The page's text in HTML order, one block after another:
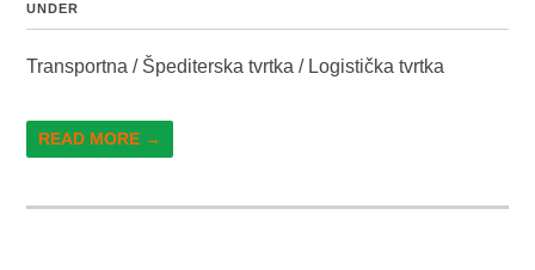
UNDER
Transportna / Špediterska tvrtka / Logistička tvrtka
READ MORE →